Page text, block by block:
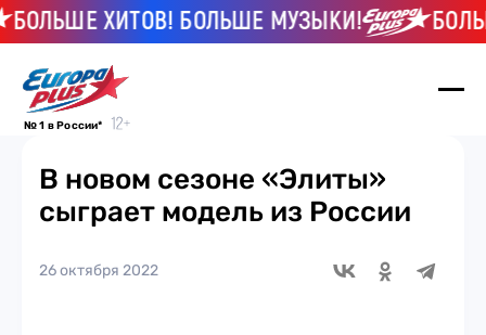
ХИТОВ! БОЛЬШЕ МУЗЫКИ!
№ 1 в России*
В новом сезоне «Элиты»
сыграет модель из России
26 октября 2022